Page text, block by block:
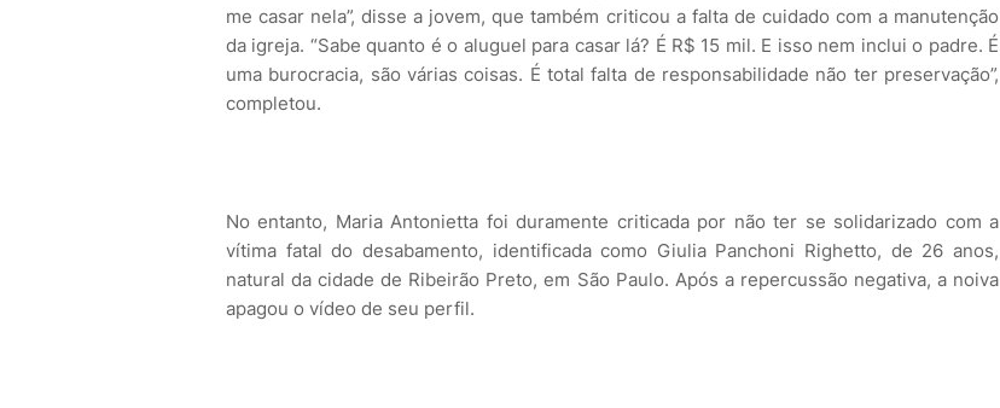
me casar nela”, disse a jovem, que também criticou a falta de cuidado com a manutenção
da igreja. “Sabe quanto é o aluguel para casar lá? É R$ 15 mil. E isso nem inclui o padre. É
uma burocracia, são várias coisas. É total falta de responsabilidade não ter preservação”,
completou.
No entanto, Maria Antonietta foi duramente criticada por não ter se solidarizado com a
vítima fatal do desabamento, identificada como Giulia Panchoni Righetto, de 26 anos,
natural da cidade de Ribeirão Preto, em São Paulo. Após a repercussão negativa, a noiva
apagou o vídeo de seu perfil.